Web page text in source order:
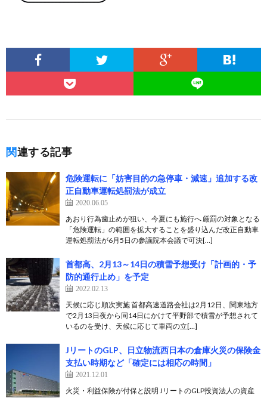
関連する記事
危険運転に「妨害目的の急停車・減速」追加する改
正自動車運転処罰法が成立
2020.06.05
あおり行為歯止めが狙い、今夏にも施行へ 厳罰の対象となる
「危険運転」の範囲を拡大することを盛り込んだ改正自動車
運転処罰法が6月5日の参議院本会議で可決[…]
首都高、2月13～14日の積雪予想受け「計画的・予
防的通行止め」を予定
2022.02.13
天候に応じ順次実施 首都高速道路会社は2月12日、関東地方
で2月13日夜から同14日にかけて平野部で積雪が予想されて
いるのを受け、天候に応じて車両の立[…]
JリートのGLP、日立物流西日本の倉庫火災の保険金
支払い時期など「確定には相応の時間」
2021.12.01
火災・利益保険が付保と説明 JリートのGLP投資法人の資産